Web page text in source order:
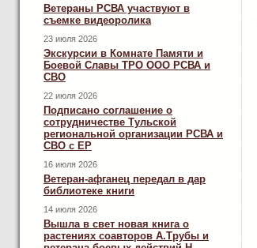
Ветераны РСВА участвуют в
съемке видеоролика
23 июля 2026
Экскурсии в Комнате Памяти и
Боевой Славы ТРО ООО РСВА и
СВО
22 июля 2026
Подписано соглашение о
сотрудничестве Тульской
региональной организации РСВА и
СВО с ЕР
16 июля 2026
Ветеран-афганец передал в дар
библиотеке книги
14 июля 2026
Вышла в свет новая книга о
растениях соавторов А.Трубы и